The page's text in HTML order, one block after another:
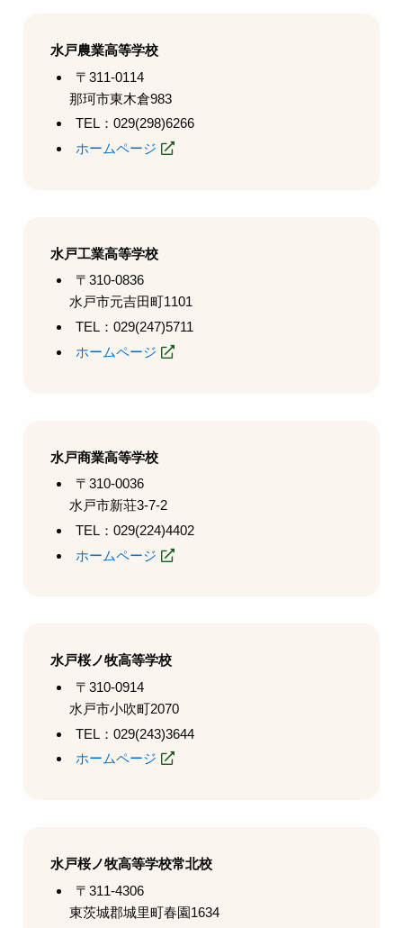
水戸農業高等学校
〒311-0114
那珂市東木倉983
TEL：029(298)6266
ホームページ
水戸工業高等学校
〒310-0836
水戸市元吉田町1101
TEL：029(247)5711
ホームページ
水戸商業高等学校
〒310-0036
水戸市新荘3-7-2
TEL：029(224)4402
ホームページ
水戸桜ノ牧高等学校
〒310-0914
水戸市小吹町2070
TEL：029(243)3644
ホームページ
水戸桜ノ牧高等学校常北校
〒311-4306
東茨城郡城里町春園1634